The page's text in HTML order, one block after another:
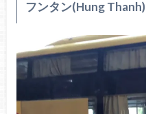
フンタン(Hung Thanh)